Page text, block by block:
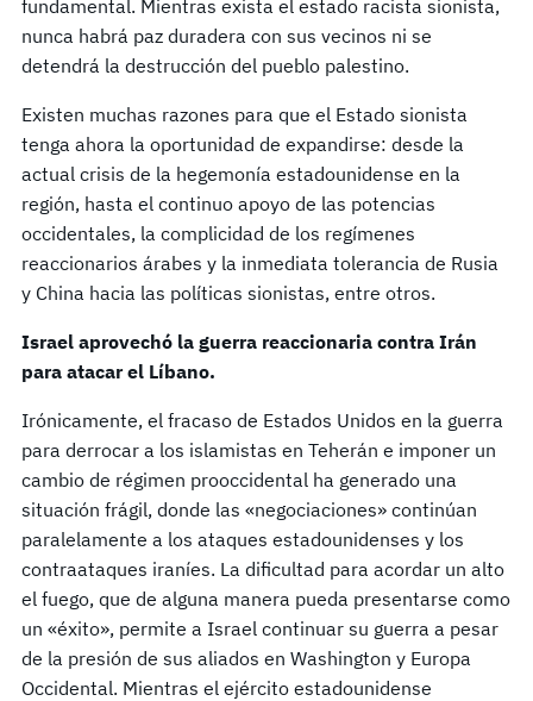
fundamental. Mientras exista el estado racista sionista,
nunca habrá paz duradera con sus vecinos ni se
detendrá la destrucción del pueblo palestino.
Existen muchas razones para que el Estado sionista
tenga ahora la oportunidad de expandirse: desde la
actual crisis de la hegemonía estadounidense en la
región, hasta el continuo apoyo de las potencias
occidentales, la complicidad de los regímenes
reaccionarios árabes y la inmediata tolerancia de Rusia
y China hacia las políticas sionistas, entre otros.
Israel aprovechó la guerra reaccionaria contra Irán
para atacar el Líbano.
Irónicamente, el fracaso de Estados Unidos en la guerra
para derrocar a los islamistas en Teherán e imponer un
cambio de régimen prooccidental ha generado una
situación frágil, donde las «negociaciones» continúan
paralelamente a los ataques estadounidenses y los
contraataques iraníes. La dificultad para acordar un alto
el fuego, que de alguna manera pueda presentarse como
un «éxito», permite a Israel continuar su guerra a pesar
de la presión de sus aliados en Washington y Europa
Occidental. Mientras el ejército estadounidense